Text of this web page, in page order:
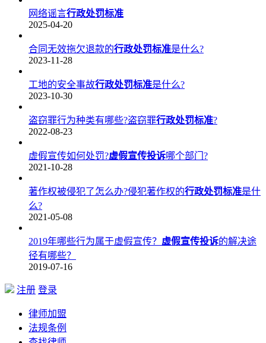
网络谣言行政处罚标准
2025-04-20
合同无效拖欠退款的行政处罚标准是什么?
2023-11-28
工地的安全事故行政处罚标准是什么?
2023-10-30
盗窃罪行为种类有哪些?盗窃罪行政处罚标准?
2022-08-23
虚假宣传如何处罚?虚假宣传投诉哪个部门?
2021-10-28
著作权被侵犯了怎么办?侵犯著作权的行政处罚标准是什
么?
2021-05-08
2019年哪些行为属于虚假宣传？ 虚假宣传投诉的解决途
径有哪些？
2019-07-16
注册 登录
律师加盟
法规条例